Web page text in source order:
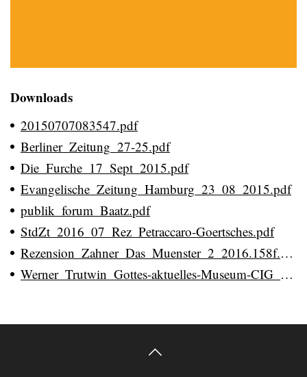
Downloads
20150707083547.pdf
Berliner_Zeitung_27-25.pdf
Die_Furche_17_Sept_2015.pdf
Evangelische_Zeitung_Hamburg_23_08_2015.pdf
publik_forum_Baatz.pdf
StdZt_2016_07_Rez_Petraccaro-Goertsches.pdf
Rezension_Zahner_Das_Muenster_2_2016.158f.pdf
Werner_Trutwin_Gottes-aktuelles-Museum-CIG_24_11.Jun_2017.pdf